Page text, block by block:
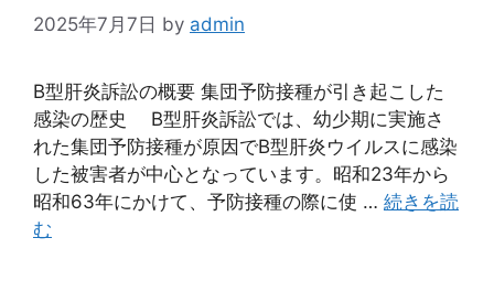
2025年7月7日 by admin
B型肝炎訴訟の概要 集団予防接種が引き起こした
感染の歴史 B型肝炎訴訟では、幼少期に実施さ
れた集団予防接種が原因でB型肝炎ウイルスに感染
した被害者が中心となっています。昭和23年から
昭和63年にかけて、予防接種の際に使 … 続きを読
む